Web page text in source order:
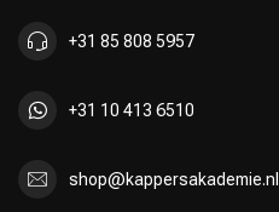
+31 85 808 5957
+31 10 413 6510
shop@kappersakademie.nl